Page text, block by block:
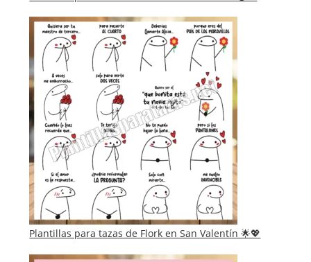
Plantillas para tazas de Flork en San Valentín 🌟💖